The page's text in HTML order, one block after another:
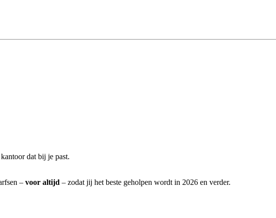
dat bij je past.
– voor altijd – zodat jij het beste geholpen wordt in 2026 en verder.